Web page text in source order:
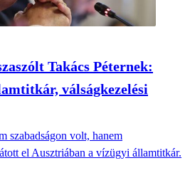
Takács Péternek:
válságkezelési
szabadságon volt, hanem
el Ausztriában a vízügyi államtitkár.